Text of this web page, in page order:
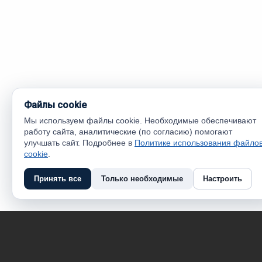
Файлы cookie
Мы используем файлы cookie. Необходимые обеспечивают
работу сайта, аналитические (по согласию) помогают
улучшать сайт. Подробнее в Политике использования
cookie
Принять все Только необходимые Настроить